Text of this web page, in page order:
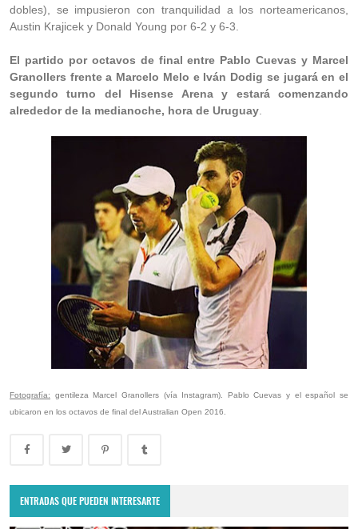
dobles), se impusieron con tranquilidad a los norteamericanos,
Austin Krajicek y Donald Young por 6-2 y 6-3.
El partido por octavos de final entre Pablo Cuevas y Marcel
Granollers frente a Marcelo Melo e Iván Dodig se jugará en el
segundo turno del Hisense Arena y estará comenzando
alrededor de la medianoche, hora de Uruguay
Fotografía: gentileza Marcel Granollers (vía Instagram). Pablo Cuevas y el español se
ubicaron en los octavos de final del Australian Open 2016.
ENTRADAS QUE PUEDEN INTERESARTE